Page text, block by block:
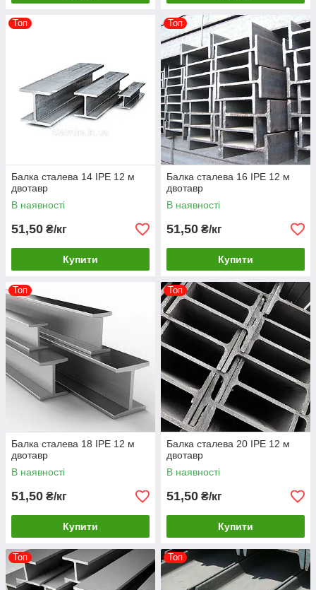
Топ
Балка сталева 14 IPE 12 м
двотавр
В наявності
51,50 ₴/кг
Купити
Топ
Балка сталева 16 IPE 12 м
двотавр
В наявності
51,50 ₴/кг
Купити
Топ
Балка сталева 18 IPE 12 м
двотавр
В наявності
51,50 ₴/кг
Купити
Топ
Балка сталева 20 IPE 12 м
двотавр
В наявності
51,50 ₴/кг
Купити
Топ Топ